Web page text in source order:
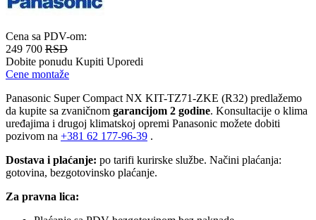
Cena sa PDV-om:
249 700 RSD
Dobite ponudu Kupiti Uporedi
Cene montaže
Panasonic Super Compact NX KIT-TZ71-ZKE (R32) predlažemo
da kupite sa zvaničnom garancijom 2 godine. Konsultacije o klima
uređajima i drugoj klimatskoj opremi Panasonic možete dobiti
pozivom na +381 62 177-96-39 .
Dostava i plaćanje: po tarifi kurirske službe. Načini plaćanja:
gotovina, bezgotovinsko plaćanje.
Za pravna lica: